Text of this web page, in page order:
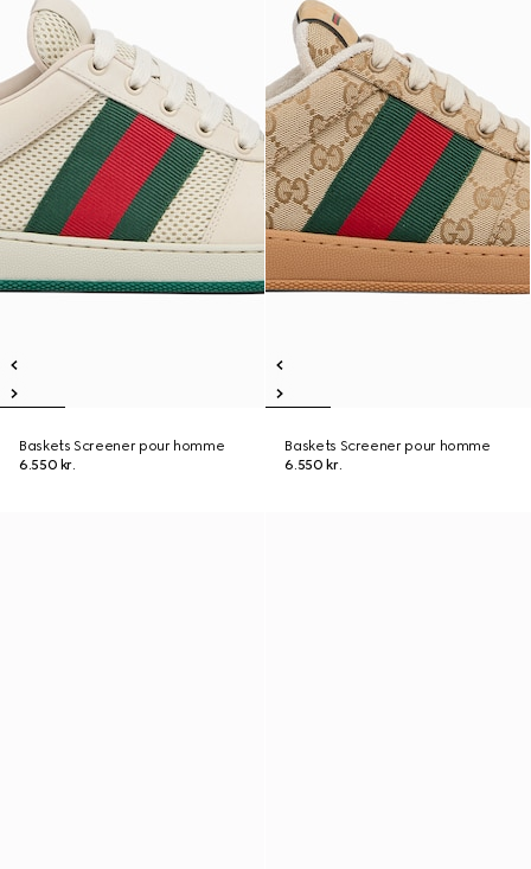
Baskets Screener pour homme
6.550 kr.
Baskets Screener pour homme
6.550 kr.